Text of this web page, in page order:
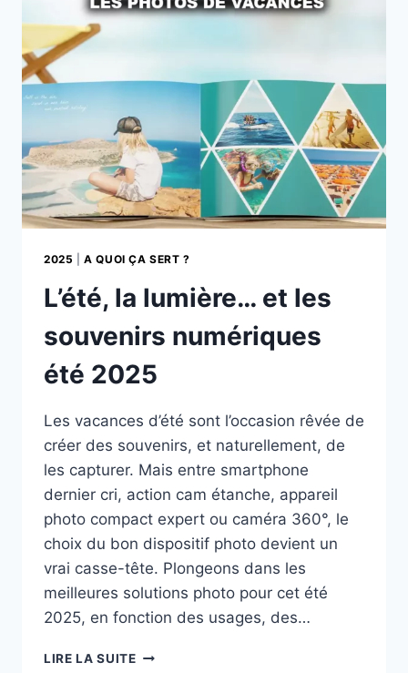
:
2025 |A QUOI ÇA SERT ?
L’été, la lumière… et les
souvenirs numériques
été 2025
Les vacances d’été sont l’occasion rêvée de
créer des souvenirs, et naturellement, de
les capturer. Mais entre smartphone
dernier cri, action cam étanche, appareil
photo compact expert ou caméra 360°, le
choix du bon dispositif photo devient un
vrai casse-tête. Plongeons dans les
meilleures solutions photo pour cet été
2025, en fonction des usages, des…
LIRE LA SUITEL’ÉTÉ,